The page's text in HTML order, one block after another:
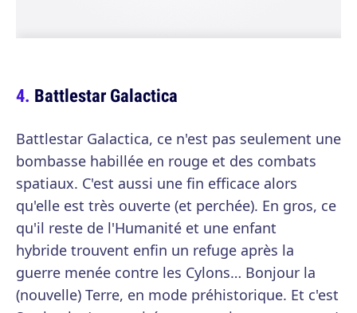
Battlestar Galactica
Battlestar Galactica, ce n'est pas seulement une
bombasse habillée en rouge et des combats
spatiaux. C'est aussi une fin efficace alors
qu'elle est très ouverte (et perchée). En gros, ce
qu'il reste de l'Humanité et une enfant
hybride trouvent enfin un refuge après la
guerre menée contre les Cylons… Bonjour la
(nouvelle) Terre, en mode préhistorique. Et c'est